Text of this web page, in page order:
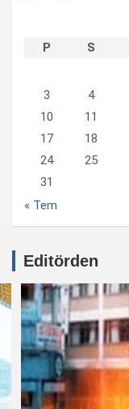
P
S
3
4
10
11
17
18
24
25
31
« Tem
Editörden